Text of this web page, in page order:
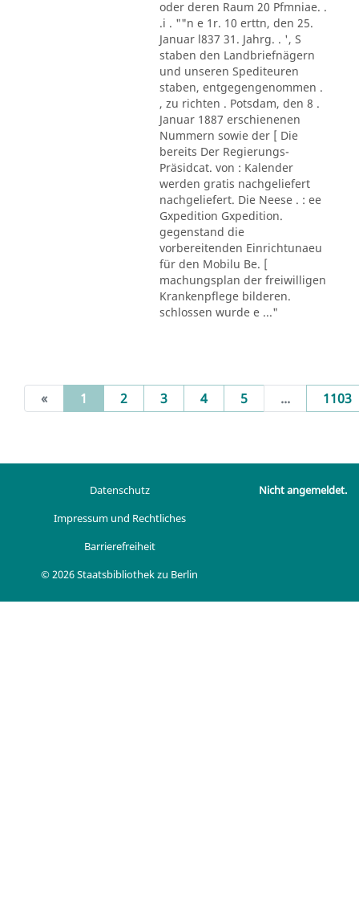
oder deren Raum 20 Pfmniae. .
.i . ""n e 1r. 10 erttn, den 25.
Januar l837 31. Jahrg. . ', S
staben den Landbriefnägern
und unseren Spediteuren
staben, entgegengenommen .
, zu richten . Potsdam, den 8 .
Januar 1887 erschienenen
Nummern sowie der [ Die
bereits Der Regierungs-
Präsidcat. von : Kalender
werden gratis nachgeliefert
nachgeliefert. Die Neese . : ee
Gxpedition Gxpedition.
gegenstand die
vorbereitenden Einrichtunaeu
für den Mobilu Be. [
machungsplan der freiwilligen
Krankenpflege bilderen.
schlossen wurde e ..."
« 1 (current)
2 3 4 5 ... 1103
Datenschutz
Impressum und Rechtliches
Barrierefreiheit
© 2026 Staatsbibliothek zu Berlin
Nicht angemeldet.